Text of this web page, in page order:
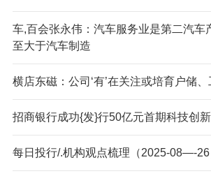
车,百会张永伟：汽车服务业是第二汽车
至大于汽车制造
横店东磁：公司‘有’在关注或培育户储
招商银行成功{发}行50亿元首期科技创
每日投行/.机构观点梳理（2025-08—-26